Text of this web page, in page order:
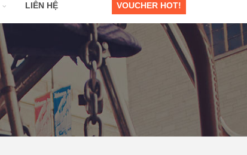
LIÊN HỆ VOUCHER HOT!